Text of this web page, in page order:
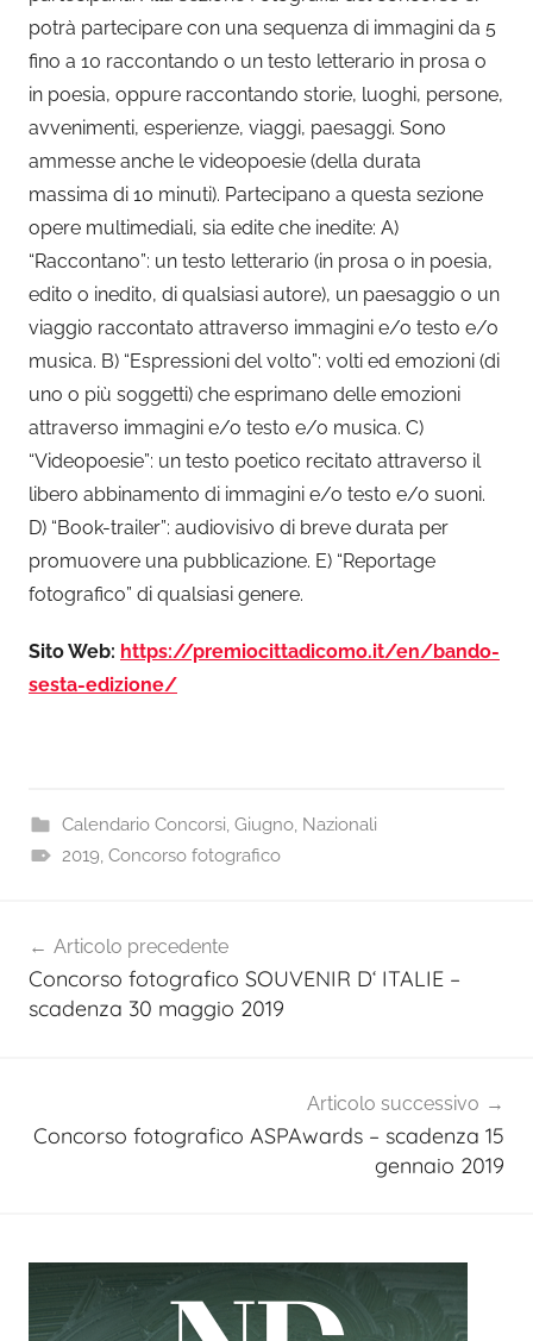
potrà partecipare con una sequenza di immagini da 5
fino a 10 raccontando o un testo letterario in prosa o
in poesia, oppure raccontando storie, luoghi, persone,
avvenimenti, esperienze, viaggi, paesaggi. Sono
ammesse anche le videopoesie (della durata
massima di 10 minuti). Partecipano a questa sezione
opere multimediali, sia edite che inedite: A)
“Raccontano”: un testo letterario (in prosa o in poesia,
edito o inedito, di qualsiasi autore), un paesaggio o un
viaggio raccontato attraverso immagini e/o testo e/o
musica. B) “Espressioni del volto”: volti ed emozioni (di
uno o più soggetti) che esprimano delle emozioni
attraverso immagini e/o testo e/o musica. C)
“Videopoesie”: un testo poetico recitato attraverso il
libero abbinamento di immagini e/o testo e/o suoni.
D) “Book-trailer”: audiovisivo di breve durata per
promuovere una pubblicazione. E) “Reportage
fotografico” di qualsiasi genere.
Sito Web: https://premiocittadicomo.it/en/bando-
sesta-edizione/
Calendario Concorsi, Giugno, Nazionali
2019, Concorso fotografico
articoli
Articolo precedente
Concorso fotografico SOUVENIR D‘ ITALIE –
scadenza 30 maggio 2019
Articolo successivo
Concorso fotografico ASPAwards – scadenza 15
gennaio 2019